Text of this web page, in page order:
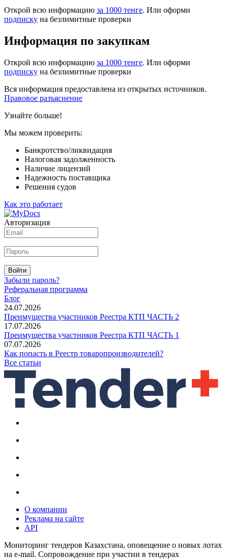
Открой всю информацию за 1000 тенге. Или оформи
подписку на безлимитные проверки
Информация по закупкам
Открой всю информацию за 1000 тенге. Или оформи
подписку на безлимитные проверки
Вся информация предоставлена из открытых источников.
Правовое разъяснение
Узнайте больше!
Мы можем проверить:
Банкротство/ликвидация
Налоговая задолженность
Наличие лицензий
Надежность поставщика
Решения судов
Как это работает
Авторизация
Войти
Забыли пароль?
Реферальная программа
Блог
24.07.2026
Преимущества участников Реестра КТП ЧАСТЬ 2
17.07.2026
Преимущества участников Реестра КТП ЧАСТЬ 1
07.07.2026
Как попасть в Реестр товаропроизводителей?
Все статьи
О компании
Реклама на сайте
API
Мониторинг тендеров Казахстана, оповещение о новых лотах
на e-mail. Сопровождение при участии в тендерах